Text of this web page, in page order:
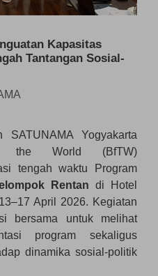
Kapasitas
Tantangan Sosial-
SATUNAMA Yogyakarta
the World (BfTW)
tengah waktu Program
Rentan di Hotel
April 2026. Kegiatan
bersama untuk melihat
program sekaligus
dinamika sosial-politik